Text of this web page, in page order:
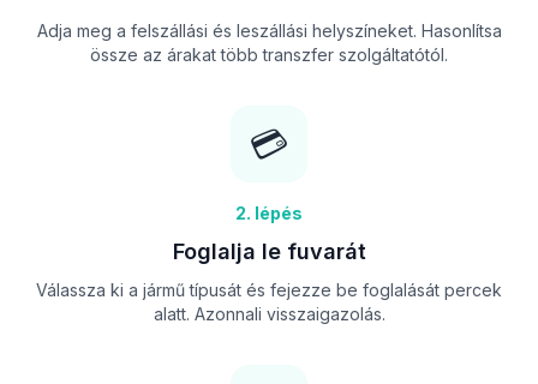
Adja meg a felszállási és leszállási helyszíneket. Hasonlítsa
össze az árakat több transzfer szolgáltatótól.
💳
2. lépés
Foglalja le fuvarát
Válassza ki a jármű típusát és fejezze be foglalását percek
alatt. Azonnali visszaigazolás.